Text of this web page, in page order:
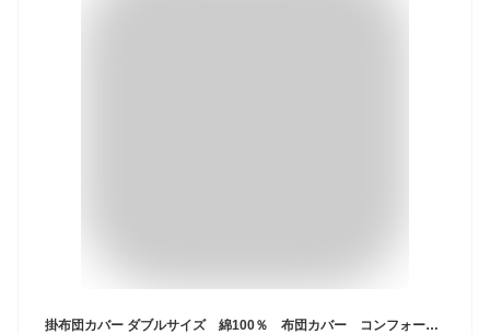
掛布団カバー ダブルサイズ 綿100％ 布団カバー コンフォーター 190×210cm FABRIC'S ファブリックス 肌にやさしい 北欧 おしゃれ デザイナーズ 可愛い モダン シングル デュベ カバー 日本製